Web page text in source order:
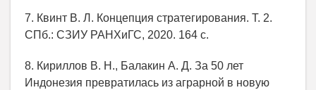
7. Квинт В. Л. Концепция стратегирования. Т. 2.
СПб.: СЗИУ РАНХиГС, 2020. 164 с.
8. Кириллов В. Н., Балакин А. Д. За 50 лет
Индонезия превратилась из аграрной в новую